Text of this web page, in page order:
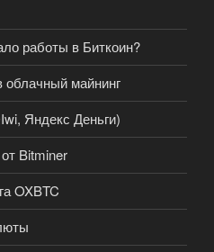
работы в Биткоин?
майнинг
Яндекс Деньги)
Bitminer
OXBTC